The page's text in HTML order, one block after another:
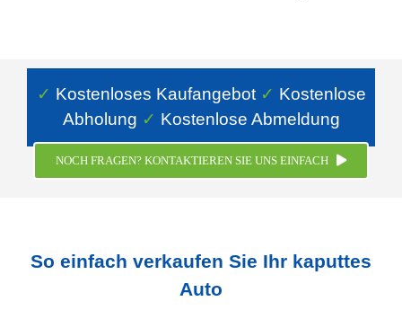
✓ Kostenloses Kaufangebot ✓ Kostenlose
Abholung ✓ Kostenlose Abmeldung
NOCH FRAGEN? KONTAKTIEREN SIE UNS EINFACH
So einfach verkaufen Sie Ihr kaputtes
Auto